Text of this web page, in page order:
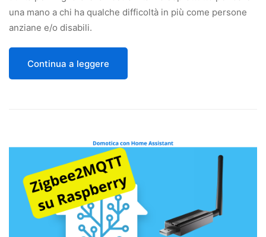
una mano a chi ha qualche difficoltà in più come persone
anziane e/o disabili.
Continua a leggere